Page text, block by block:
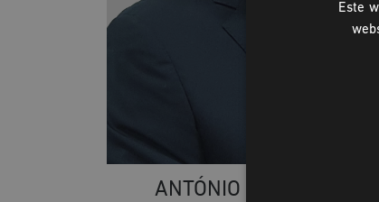
ANTÓNIO CARRADINHA
Este